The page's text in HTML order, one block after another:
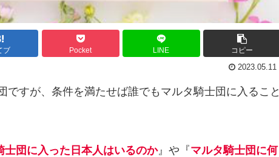
ブ Pocket LINE コピー
2023.05.11
すが、条件を満たせば誰でもマルタ騎士団に入ること
士団に入った日本人はいるのか』や『マルタ騎士団に何